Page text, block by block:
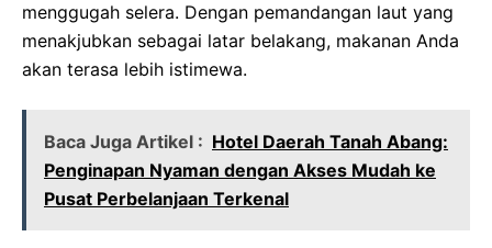
menggugah selera. Dengan pemandangan laut yang
menakjubkan sebagai latar belakang, makanan Anda
akan terasa lebih istimewa.
Baca Juga Artikel : Hotel Daerah Tanah Abang:
Penginapan Nyaman dengan Akses Mudah ke
Pusat Perbelanjaan Terkenal